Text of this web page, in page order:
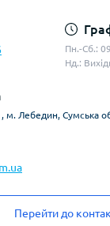
Пн.-Сб.:
Нд.:
м. Лебедин, Сумська
Перейти до